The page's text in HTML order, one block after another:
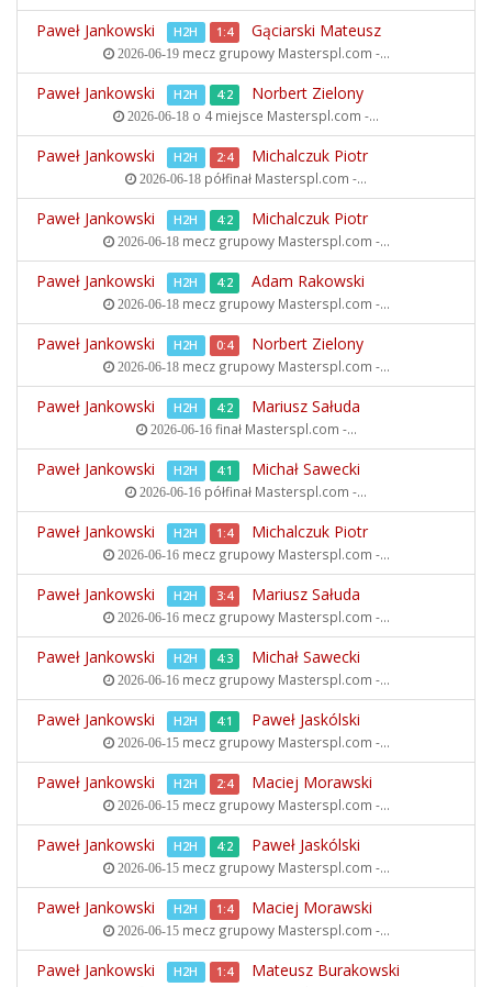
Paweł Jankowski H2H 1:4 Gąciarski Mateusz
2026-06-19mecz grupowy Masterspl.com -...
Paweł Jankowski H2H 4:2 Norbert Zielony
2026-06-18 o 4 miejsce Masterspl.com -...
Paweł Jankowski H2H 2:4 Michalczuk Piotr
2026-06-18 półfinał Masterspl.com -...
Paweł Jankowski H2H 4:2 Michalczuk Piotr
2026-06-18mecz grupowy Masterspl.com -...
Paweł Jankowski H2H 4:2 Adam Rakowski
2026-06-18mecz grupowy Masterspl.com -...
Paweł Jankowski H2H 0:4 Norbert Zielony
2026-06-18mecz grupowy Masterspl.com -...
Paweł Jankowski H2H 4:2 Mariusz Sałuda
2026-06-16finał Masterspl.com -...
Paweł Jankowski H2H 4:1 Michał Sawecki
2026-06-16 półfinał Masterspl.com -...
Paweł Jankowski H2H 1:4 Michalczuk Piotr
2026-06-16mecz grupowy Masterspl.com -...
Paweł Jankowski H2H 3:4 Mariusz Sałuda
2026-06-16mecz grupowy Masterspl.com -...
Paweł Jankowski H2H 4:3 Michał Sawecki
2026-06-16mecz grupowy Masterspl.com -...
Paweł Jankowski H2H 4:1 Paweł Jaskólski
2026-06-15mecz grupowy Masterspl.com -...
Paweł Jankowski H2H 2:4 Maciej Morawski
2026-06-15mecz grupowy Masterspl.com -...
Paweł Jankowski H2H 4:2 Paweł Jaskólski
2026-06-15mecz grupowy Masterspl.com -...
Paweł Jankowski H2H 1:4 Maciej Morawski
2026-06-15mecz grupowy Masterspl.com -...
Paweł Jankowski H2H 1:4 Mateusz Burakowski